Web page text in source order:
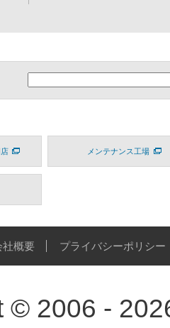
メンテナンス工場
社概要 プライバシーポリシー
© 2006 -